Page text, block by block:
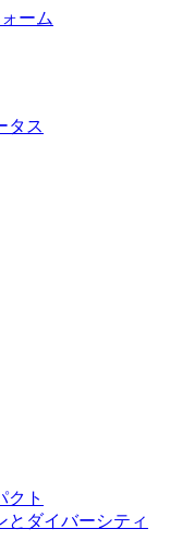
ーム
タス
クト
とダイバーシティ